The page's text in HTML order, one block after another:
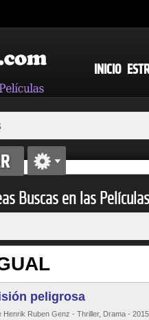
INICIO
Buscas en las
peligrosa
Henrik Ruben Genz - Thriller, Drama - 2015